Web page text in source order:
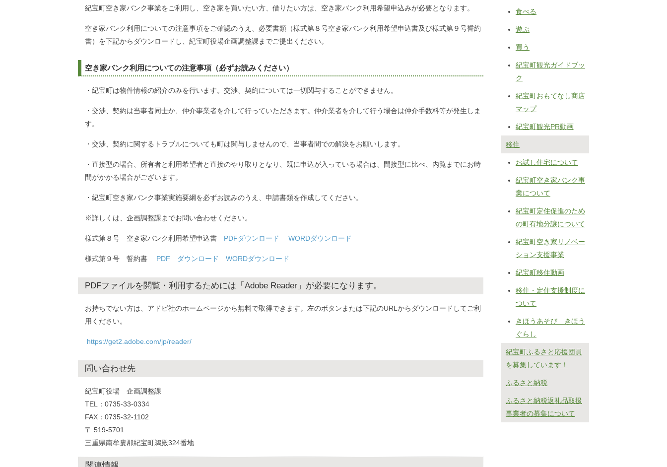
紀宝町空き家バンク事業をご利用し、空き家を買いたい方、借りたい方は、空き家バンク利用希望申込みが必要となります。
空き家バンク利用についての注意事項をご確認のうえ、必要書類（様式第８号空き家バンク利用希望申込書及び様式第９号誓約
書）を下記からダウンロードし、紀宝町役場企画調整課までご提出ください。
空き家バンク利用についての注意事項（必ずお読みください）
・紀宝町は物件情報の紹介のみを行います。交渉、契約については一切関与することができません。
・交渉、契約は当事者同士か、仲介事業者を介して行っていただきます。仲介業者を介して行う場合は仲介手数料等が発生しま
す。
・交渉、契約に関するトラブルについても町は関与しませんので、当事者間での解決をお願いします。
・直接型の場合、所有者と利用希望者と直接のやり取りとなり、既に申込が入っている場合は、間接型に比べ、内覧までにお時
間がかかる場合がございます。
・紀宝町空き家バンク事業実施要綱を必ずお読みのうえ、申請書類を作成してください。
※詳しくは、企画調整課までお問い合わせください。
様式第８号 空き家バンク利用希望申込書 PDFダウンロード WORDダウンロード
様式第９号 誓約書 PDF ダウンロード WORDダウンロード
PDFファイルを閲覧・利用するためには「Adobe Reader」が必要になります。
お持ちでない方は、アドビ社のホームページから無料で取得できます。左のボタンまたは下記のURLからダウンロードしてご利
用ください。
https://get2.adobe.com/jp/reader/
問い合わせ先
紀宝町役場 企画調整課
TEL：0735-33-0334
FAX：0735-32-1102
〒 519-5701
三重県南牟婁郡紀宝町鵜殿324番地
食べる
遊ぶ
買う
紀宝町観光ガイドブッ
ク
紀宝町おもてなし商店
マップ
紀宝町観光PR動画
移住
お試し住宅について
紀宝町空き家バンク事
業について
紀宝町定住促進のため
の町有地分譲について
紀宝町空き家リノベー
ション支援事業
紀宝町移住動画
移住・定住支援制度に
ついて
きほうあそび きほう
ぐらし
紀宝町ふるさと応援団員
を募集しています！
ふるさと納税
ふるさと納税返礼品取扱
事業者の募集について